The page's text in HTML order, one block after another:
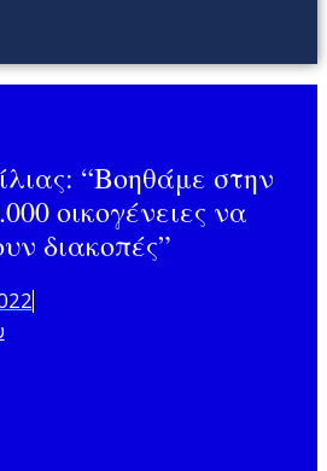
“Βοηθάμε στην
οικογένειες να
διακοπές”